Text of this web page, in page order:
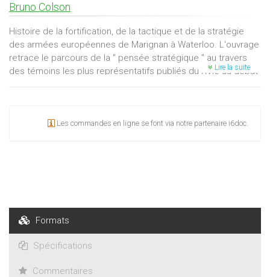
Bruno Colson
Histoire de la fortification, de la tactique et de la stratégie
des armées européennes de Marignan à Waterloo. L'ouvrage
retrace le parcours de la " pensée stratégique " au travers
des témoins les plus représentatifs publiés du XVIe au début
Napoléon.Un beau livre, pour tous les professionnels ou les
Lire la suite
Les commandes en ligne se font via notre partenaire i6doc.
Formats
Spécifications
Commentaires